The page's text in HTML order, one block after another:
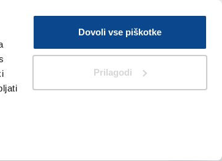
Dovoli vse piškotke
Prilagodi
V Kioskih
Iskanje